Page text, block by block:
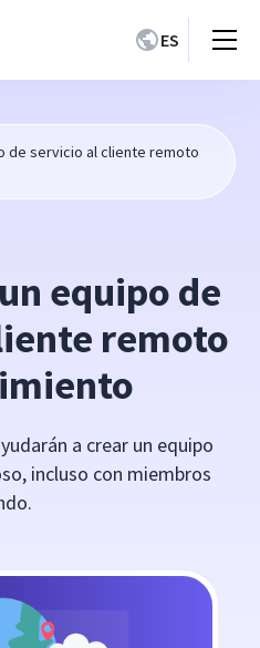
ES
de servicio al cliente remoto
equipo de
remoto
a crear un equipo
incluso con miembros